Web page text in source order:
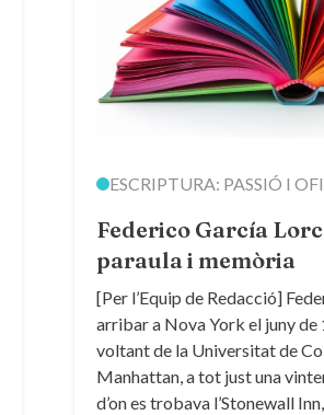
ESCRIPTURA: PASSIÓ I
Federico García
paraula i memòria
[Per l’Equip de Redacció]
arribar a Nova York el juny de
voltant de la Universitat de
Manhattan, a tot just una
d’on es trobava l’Stonewall